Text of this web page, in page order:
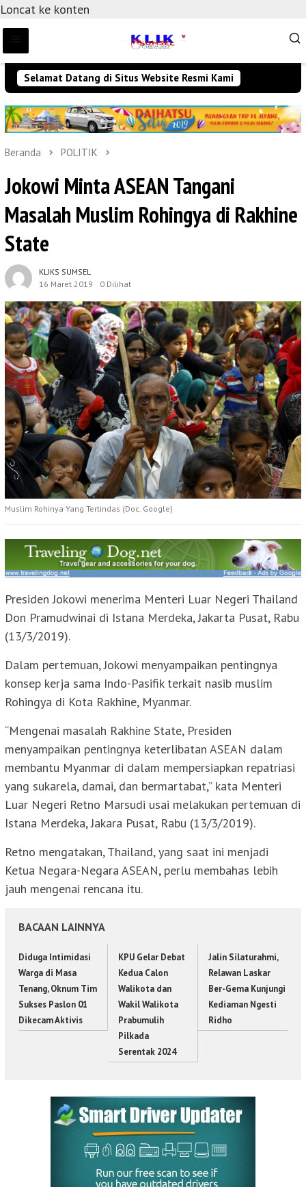
Loncat ke konten
Selamat Datang di Situs Website Resmi Kami
Beranda POLITIK
Jokowi Minta ASEAN Tangani
Masalah Muslim Rohingya di Rakhine
State
KLIKS SUMSEL
16 Maret 2019
0 Dilihat
Muslim Rohinya Yang Tertindas (Doc. Google)
Presiden Jokowi menerima Menteri Luar Negeri Thailand
Don Pramudwinai di Istana Merdeka, Jakarta Pusat, Rabu
(13/3/2019).
Dalam pertemuan, Jokowi menyampaikan pentingnya
konsep kerja sama Indo-Pasifik terkait nasib muslim
Rohingya di Kota Rakhine, Myanmar.
“Mengenai masalah Rakhine State, Presiden
menyampaikan pentingnya keterlibatan ASEAN dalam
membantu Myanmar di dalam mempersiapkan repatriasi
yang sukarela, damai, dan bermartabat,” kata Menteri
Luar Negeri Retno Marsudi usai melakukan pertemuan di
Istana Merdeka, Jakara Pusat, Rabu (13/3/2019).
Retno mengatakan, Thailand, yang saat ini menjadi
Ketua Negara-Negara ASEAN, perlu membahas lebih
jauh mengenai rencana itu.
BACAAN LAINNYA
Diduga Intimidasi
Warga di Masa
Tenang, Oknum Tim
Sukses Paslon 01
Dikecam Aktivis
KPU Gelar Debat
Kedua Calon
Walikota dan
Wakil Walikota
Prabumulih
Pilkada
Serentak 2024
Jalin Silaturahmi,
Relawan Laskar
Ber-Gema Kunjungi
Kediaman Ngesti
Ridho